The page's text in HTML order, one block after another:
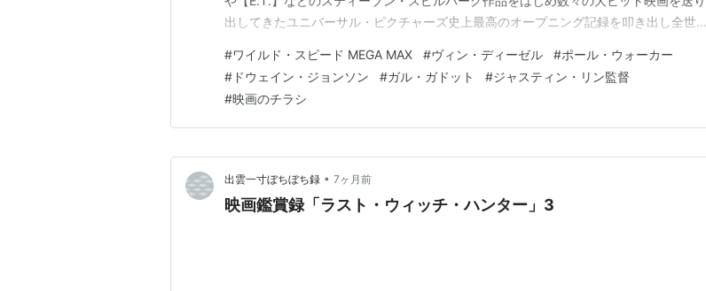
出してきたユニバーサル・ピクチャーズ史上最高のオープニング記録を叩き出し全世界
最高のエンターテイメント作品』 と絶賛されている【ワイルド・スピードMEGA
MAX】。重力を無…
#ワイルド・スピード MEGA MAX #ヴィン・ディーゼル #ポール・ウォーカー
# ドウェイン・ジョンソン #ガル・ガドット #ジャスティン・リン監督
#映画のチラシ
出雲一寸ぼちぼち録 • 7ヶ月前
映画鑑賞録「ラスト・ウィッチ・ハンター」3